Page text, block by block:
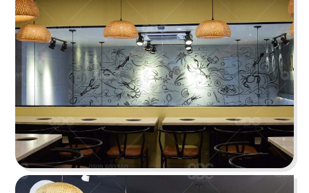
Nhà hàng mang hơi thở Trung Hoa truyền thống
tái hiện theo hình khối độc đáo
Chi tiết